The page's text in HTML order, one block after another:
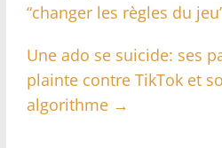
“changer les règles du
Une ado se suicide: ses
plainte contre TikTok et
algorithme →